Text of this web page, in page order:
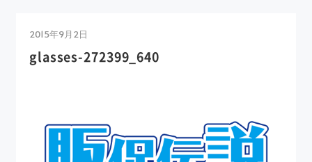
2015年9月2日
glasses-272399_640